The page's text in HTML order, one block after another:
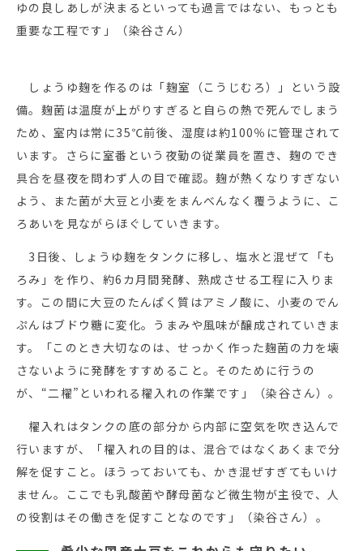
ゆの良しあしが決まるといっても過言ではない、もっとも
重要な工程です」（染谷さん）
しょうゆ麹を作るのは「麹室（こうじむろ）」という設
備。麹菌は温度が上がりすぎると自らの熱で死んでしまう
ため、室内は常に35℃前後、湿度は約100％に管理されて
います。さらに室番という夜勤の従業員を置き、麹のでき
具合を昼夜を問わず人の目で確認。麹が熱くなりすぎない
よう、また菌が大豆と小麦をまんべんなく覆うように、こ
ろあいを見ながらほぐしていきます。
3日後、しょうゆ麹をタンクに移し、塩水と混ぜて「も
ろみ」を作り、約6カ月間発酵、熟成させる工程に入りま
す。この間に大豆のたんぱく質はアミノ酸に、小麦のでん
ぷんはブドウ糖に変化。うまみや風味が醸成されていきま
す。「このとき大切なのは、せっかく作った麹菌の力を壊
さないように発酵をすすめること。そのために行うの
が、“二櫂”といわれる櫂入れの作業です」（染谷さん）。
櫂入れはタンクの底の部分から内部に空気を吹き込んで
行いますが、「櫂入れの目的は、混合ではなくあくまで分
解を促すこと。ほうっておいても、かき混ぜすぎてもいけ
ません。ここでも乳酸菌や酵母菌など微生物が主役で、人
の役割はその働きを促すことなのです」（染谷さん）。